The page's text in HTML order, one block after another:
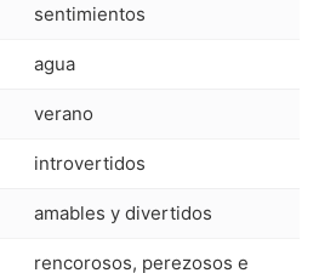
sentimientos
agua
verano
introvertidos
amables y divertidos
rencorosos, perezosos e